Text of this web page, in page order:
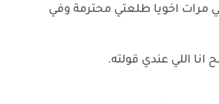
اخويا طلعتي محترمة وفي
انا اللي عندي قولته.